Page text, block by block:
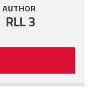
AUTHOR
RLL 3